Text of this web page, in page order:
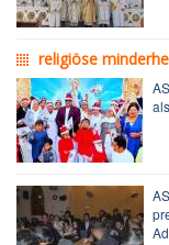
religiöse